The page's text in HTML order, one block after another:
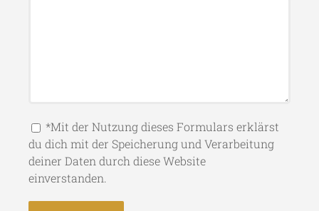
*Mit der Nutzung dieses Formulars erklärst
du dich mit der Speicherung und Verarbeitung
deiner Daten durch diese Website
einverstanden.